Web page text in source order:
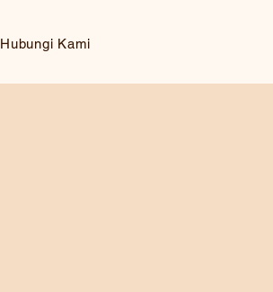
Hubungi Kami